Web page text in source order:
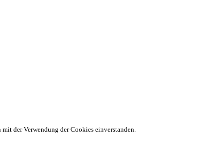
der Verwendung der Cookies einverstanden.